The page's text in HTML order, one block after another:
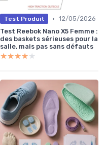
Test Produit • 12/05/2026
Test Reebok Nano X5 Femme :
des baskets sérieuses pour la
salle, mais pas sans défauts
★★★★★
★★★★★